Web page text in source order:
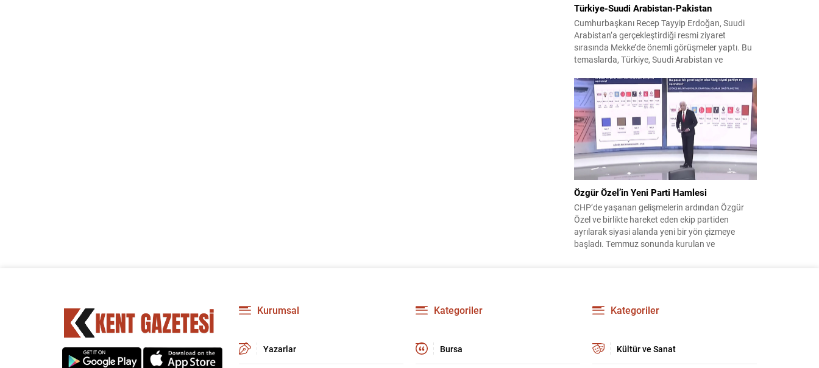
Türkiye-Suudi Arabistan-Pakistan
Cumhurbaşkanı Recep Tayyip Erdoğan, Suudi
Arabistan’a gerçekleştirdiği resmi ziyaret
sırasında Mekke’de önemli görüşmeler yaptı. Bu
temaslarda, Türkiye, Suudi Arabistan ve
birliği çerçevesi oluşturuldu. Ziyaretin en somut
çıktısı, üç ülkenin imza attığı Mekke Ortak
Savunma Anlaşması oldu. Anlaşma; ortak
güvenlik yaklaşımıyla bölgesel barış, istikrar...
Özgür Özel’in Yeni Parti Hamlesi
CHP’de yaşanan gelişmelerin ardından Özgür
Özel ve birlikte hareket eden ekip partiden
ayrılarak siyasi alanda yeni bir yön çizmeye
başladı. Temmuz sonunda kurulan ve
bulduğu iddiaları gündemi...
Kurumsal
Yazarlar
Kategoriler
Bursa
Kategoriler
Kültür ve Sanat